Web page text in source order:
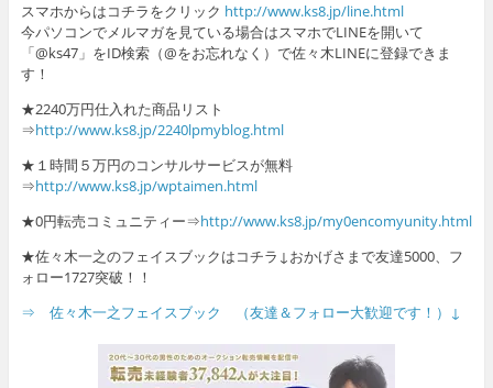
スマホからはコチラをクリック http://www.ks8.jp/line.html
今パソコンでメルマガを見ている場合はスマホでLINEを開いて
「@ks47」をID検索（@をお忘れなく）で佐々木LINEに登録できま
す！
★2240万円仕入れた商品リスト
⇒http://www.ks8.jp/2240lpmyblog.html
★１時間５万円のコンサルサービスが無料
⇒http://www.ks8.jp/wptaimen.html
★0円転売コミュニティー⇒http://www.ks8.jp/my0encomyunity.html
★佐々木一之のフェイスブックはコチラ↓おかげさまで友達5000、フ
ォロー1727突破！！
⇒ 佐々木一之フェイスブック （友達＆フォロー大歓迎です！）↓